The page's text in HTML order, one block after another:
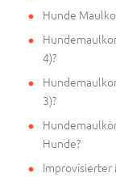
Hunde
4)?
3)?
Hunde?
Improvisierter